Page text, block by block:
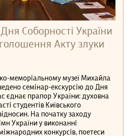
Соборності України
Акту злуки
меморіальному музеї Михайла
cемінар-екскурсію до Дня
єднає прапор України: духовна
студентів Київського
На початку заходу
України у виконанні
конкурсів, поетеси